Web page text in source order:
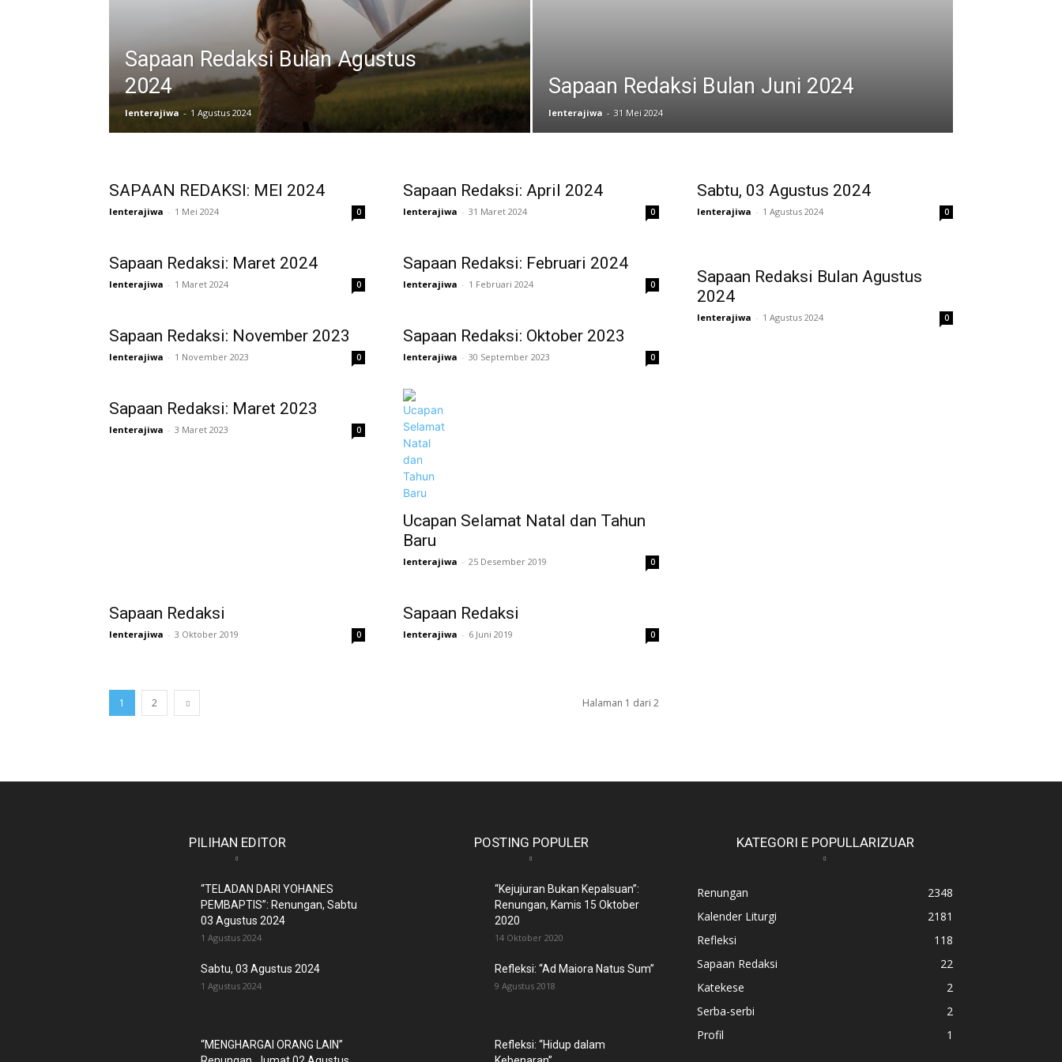
Sapaan Redaksi Bulan Agustus
2024
lenterajiwa - 1 Agustus 2024
Sapaan Redaksi Bulan Juni 2024
lenterajiwa - 31 Mei 2024
SAPAAN REDAKSI: MEI 2024
lenterajiwa - 1 Mei 2024 0
Sapaan Redaksi: April 2024
lenterajiwa - 31 Maret 2024 0
Sapaan Redaksi: Maret 2024
lenterajiwa - 1 Maret 2024 0
Sapaan Redaksi: Februari 2024
lenterajiwa - 1 Februari 2024 0
Sapaan Redaksi: November 2023
lenterajiwa - 1 November 2023 0
Sapaan Redaksi: Oktober 2023
lenterajiwa - 30 September 2023 0
Sapaan Redaksi: Maret 2023
lenterajiwa - 3 Maret 2023 0
Ucapan Selamat Natal dan Tahun
Baru
lenterajiwa - 25 Desember 2019 0
Sapaan Redaksi
lenterajiwa - 3 Oktober 2019 0
Sapaan Redaksi
lenterajiwa - 6 Juni 2019 0
1 2 Halaman 1 dari 2
Sabtu, 03 Agustus 2024
lenterajiwa - 1 Agustus 2024 0
Sapaan Redaksi Bulan Agustus
2024
lenterajiwa - 1 Agustus 2024 0
PILIHAN EDITOR
“TELADAN DARI YOHANES
PEMBAPTIS”: Renungan, Sabtu
03 Agustus 2024
1 Agustus 2024
Sabtu, 03 Agustus 2024
1 Agustus 2024
“MENGHARGAI ORANG LAIN”
POSTING POPULER
“Kejujuran Bukan Kepalsuan”:
Renungan, Kamis 15 Oktober
2020
14 Oktober 2020
Refleksi: “Ad Maiora Natus Sum”
9 Agustus 2018
Refleksi: “Hidup dalam
KATEGORI E POPULLARIZUAR
Renungan
2348
Kalender Liturgi
2181
Refleksi
118
Sapaan Redaksi
22
Katekese
2
Serba-serbi
2
Profil
1